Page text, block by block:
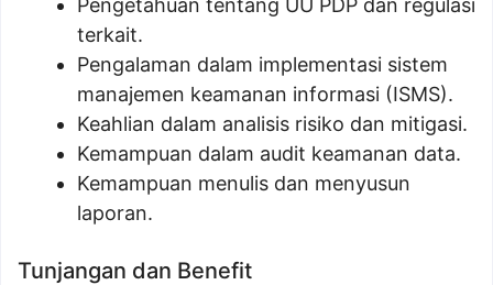
Pengetahuan tentang UU PDP dan regulasi
terkait.
Pengalaman dalam implementasi sistem
manajemen keamanan informasi (ISMS).
Keahlian dalam analisis risiko dan mitigasi.
Kemampuan dalam audit keamanan data.
Kemampuan menulis dan menyusun
laporan.
Tunjangan dan Benefit